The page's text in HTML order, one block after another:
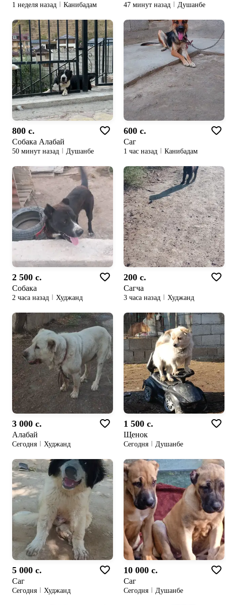
1 неделя назад Канибадам 47 минут назад Душанбе
800 c.
Собака Алабай
50 минут назад Душанбе
600 c.
Саг
1 час назад Канибадам
2 500 c.
Собака
2 часа назад Худжанд
200 c.
Сагча
3 часа назад Худжанд
3 000 c.
Алабай
Сегодня Худжанд
1 500 c.
Щенок
Сегодня Душанбе
5 000 c.
Саг
Сегодня Худжанд
10 000 c.
Саг
Сегодня Душанбе